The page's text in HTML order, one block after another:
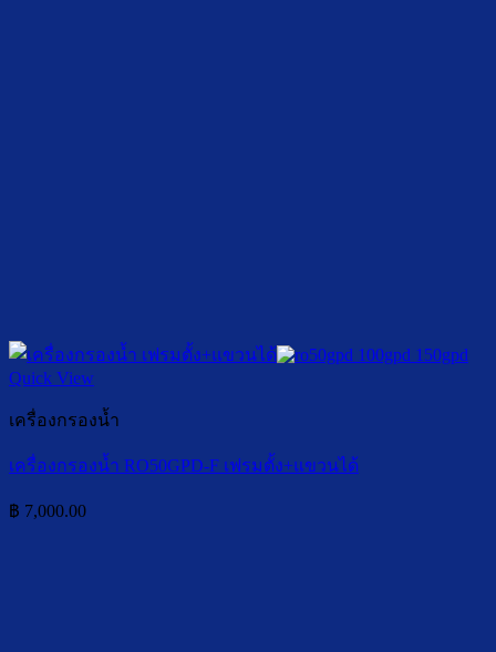
Quick View
เครื่องกรองน้ำ
เครื่องกรองน้ำ RO50GPD-F เฟรมตั้ง+แขวนได้
฿ 7,000.00